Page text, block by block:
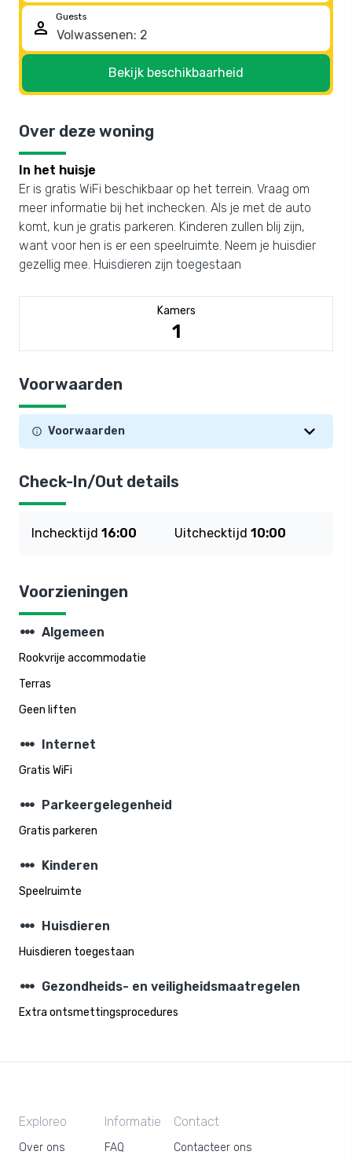
person
Guests
Bekijk beschikbaarheid
Over deze woning
In het huisje
Er is gratis WiFi beschikbaar op het terrein. Vraag om
meer informatie bij het inchecken. Als je met de auto
komt, kun je gratis parkeren. Kinderen zullen blij zijn,
want voor hen is er een speelruimte. Neem je huisdier
gezellig mee. Huisdieren zijn toegestaan
Kamers
1
Voorwaarden
Voorwaarden
Check-In/Out details
Inchecktijd 16:00 Uitchecktijd 10:00
Voorzieningen
steppers Algemeen
Rookvrije accommodatie
Terras
Geen liften
steppers Internet
Gratis WiFi
steppers Parkeergelegenheid
Gratis parkeren
steppers Kinderen
Speelruimte
steppers Huisdieren
Huisdieren toegestaan
steppers Gezondheids- en veiligheidsmaatregelen
Extra ontsmettingsprocedures
Exploreo
Over ons
Informatie
FAQ
Contact
Contacteer ons